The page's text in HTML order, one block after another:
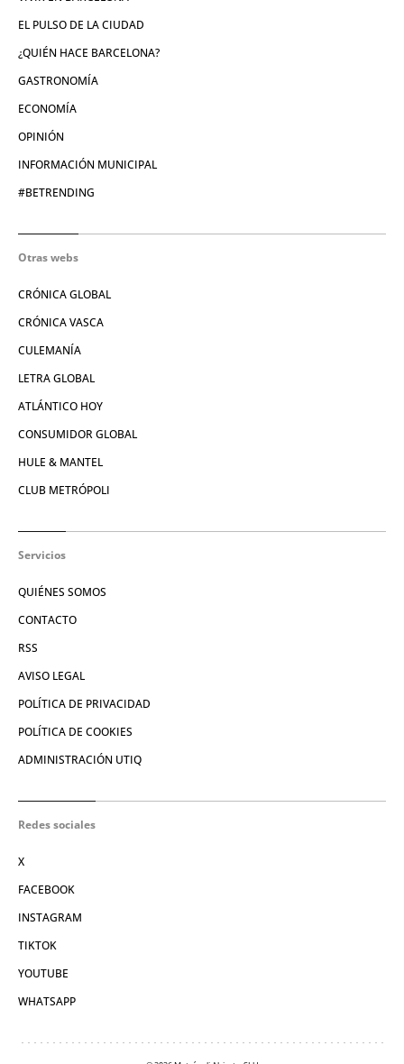
EL PULSO DE LA CIUDAD
¿QUIÉN HACE BARCELONA?
GASTRONOMÍA
ECONOMÍA
OPINIÓN
INFORMACIÓN MUNICIPAL
#BETRENDING
Otras webs
CRÓNICA GLOBAL
CRÓNICA VASCA
CULEMANÍA
LETRA GLOBAL
ATLÁNTICO HOY
CONSUMIDOR GLOBAL
HULE & MANTEL
CLUB METRÓPOLI
Servicios
QUIÉNES SOMOS
CONTACTO
RSS
AVISO LEGAL
POLÍTICA DE PRIVACIDAD
POLÍTICA DE COOKIES
ADMINISTRACIÓN UTIQ
Redes sociales
X
FACEBOOK
INSTAGRAM
TIKTOK
YOUTUBE
WHATSAPP